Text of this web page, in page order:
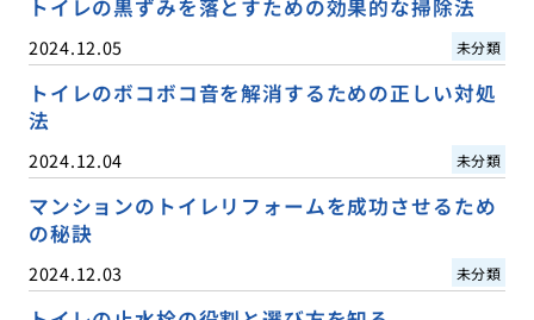
トイレの黒ずみを落とすための効果的な掃除法
2024.12.05 未分類
トイレのボコボコ音を解消するための正しい対処
法
2024.12.04 未分類
マンションのトイレリフォームを成功させるため
の秘訣
2024.12.03 未分類